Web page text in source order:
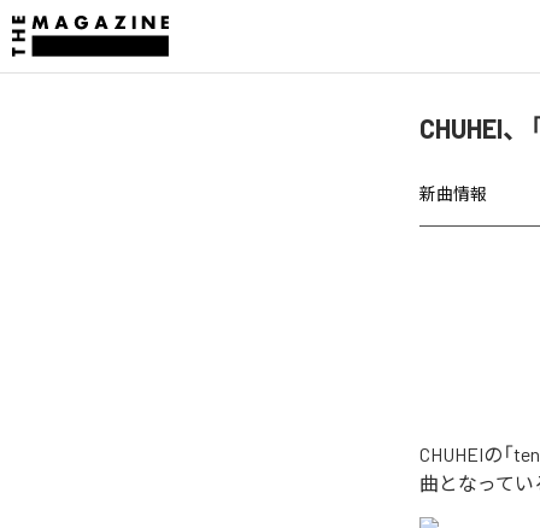
CHUHEI
新曲情報
CHUHEIの「
曲となってい